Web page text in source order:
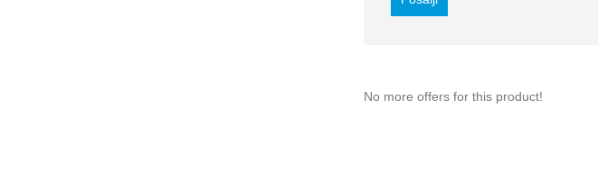
No more offers for this product!